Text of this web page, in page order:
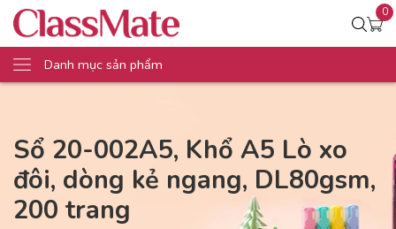
0
Danh mục sản phẩm
Sổ 20-002A5, Khổ A5 Lò xo
đôi, dòng kẻ ngang, DL80gsm,
200 trang